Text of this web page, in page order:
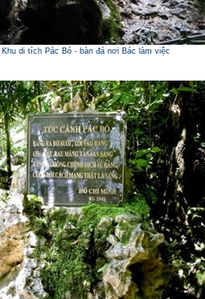
Khu di tích Pác Bó - bàn đá nơi Bác làm việc